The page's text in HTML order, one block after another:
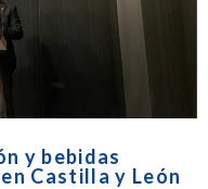
y bebidas
Castilla y León